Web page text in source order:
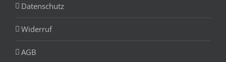
Datenschutz
Widerruf
AGB